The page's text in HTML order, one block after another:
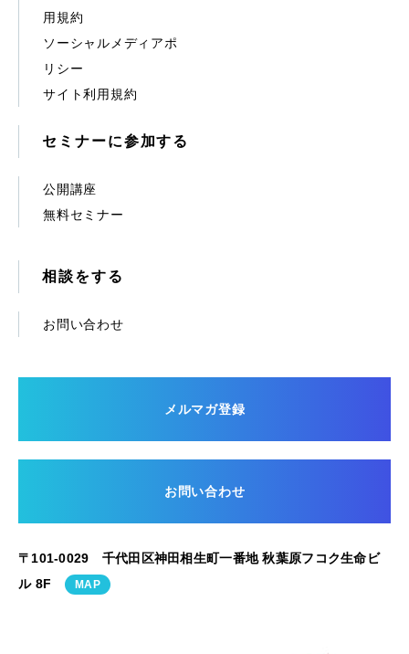
用規約
ソーシャルメディアポ
リシー
サイト利用規約
セミナーに参加する
公開講座
無料セミナー
相談をする
お問い合わせ
メルマガ登録
お問い合わせ
〒101-0029 千代田区神田相生町一番地 秋葉原フコク生命ビ
ル 8F
MAP